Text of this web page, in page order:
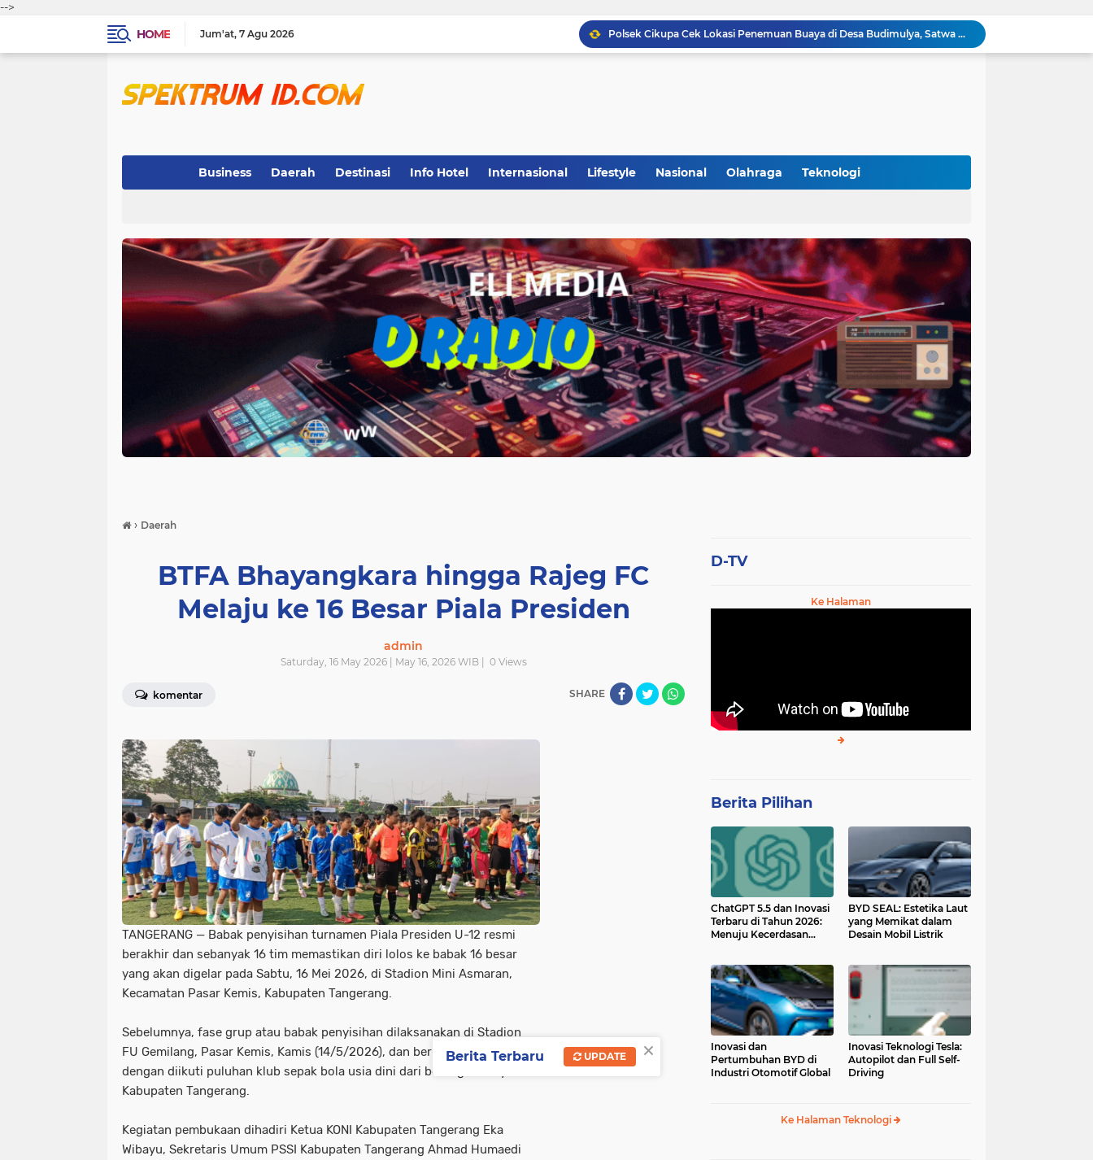
-->
HOME
Jum'at 7 Agu 2026
Polsek Cikupa Gelar Patroli dan Berikan Imbauan kepada Debt Collector, Cegah Gangguan Kamtibmas
Bhabinkamtibmas dan Babinsa Desa Bojong Gelar Warung Bhabinkamtibmas, Pererat Komunikasi dengan Warga
Ka Polsubsektor Cikupa Mas Aktif Atur Arus Lalu Lintas Sore, Wujudkan Kamseltibcar Lantas
Business Daerah Destinasi Info Hotel Internasional Lifestyle Nasional Olahraga Teknologi
› Daerah
BTFA Bhayangkara hingga Rajeg FC
Melaju ke 16 Besar Piala Presiden
admin
Saturday, 16 May 2026 | May 16, 2026 WIB | 0Views
komentar SHARE
TANGERANG — Babak penyisihan turnamen Piala Presiden U-12 resmi
berakhir dan sebanyak 16 tim memastikan diri lolos ke babak 16 besar
yang akan digelar pada Sabtu, 16 Mei 2026, di Stadion Mini Asmaran,
Kecamatan Pasar Kemis, Kabupaten Tangerang.
Sebelumnya, fase grup atau babak penyisihan dilaksanakan di Stadion
FU Gemilang, Pasar Kemis, Kamis (14/5/2026), dan berlangsung meriah
dengan diikuti puluhan klub sepak bola usia dini dari berbagai wilayah
Kabupaten Tangerang.
Kegiatan pembukaan dihadiri Ketua KONI Kabupaten Tangerang Eka
Wibayu, Sekretaris Umum PSSI Kabupaten Tangerang Ahmad Humaedi
D-TV
Ke Halaman
Berita Pilihan
ChatGPT 5.5 dan Inovasi
Terbaru di Tahun 2026:
Menuju Kecerdasan
BYD SEAL: Estetika Laut
yang Memikat dalam
Desain Mobil Listrik
Inovasi dan
Pertumbuhan BYD di
Industri Otomotif Global
Inovasi Teknologi Tesla:
Autopilot dan Full Self-
Driving
Ke Halaman Teknologi
×
Berita Terbaru UPDATE